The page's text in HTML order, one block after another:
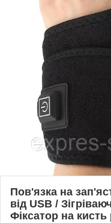
Пов'язка на
від USB /
Фіксатор на кисть